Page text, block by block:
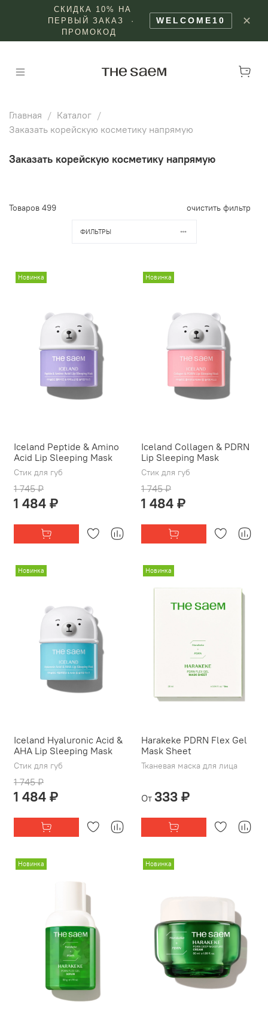
СКИДКА 10% НА
ПЕРВЫЙ ЗАКАЗ ·
ПРОМОКОД
WELCOME10 ✕
Главная
Каталог
Заказать корейскую косметику напрямую
Заказать корейскую косметику напрямую
Товаров 499 очистить фильтр
ФИЛЬТРЫ
Новинка
Iceland Peptide & Amino
Acid Lip Sleeping Mask
Стик для губ
1 745 ₽
1 484 ₽
Новинка
Iceland Collagen & PDRN
Lip Sleeping Mask
Стик для губ
1 745 ₽
1 484 ₽
Новинка
Iceland Hyaluronic Acid &
AHA Lip Sleeping Mask
Стик для губ
1 745 ₽
1 484 ₽
Новинка
Harakeke PDRN Flex Gel
Mask Sheet
Тканевая маска для лица
От 333 ₽
Новинка Новинка